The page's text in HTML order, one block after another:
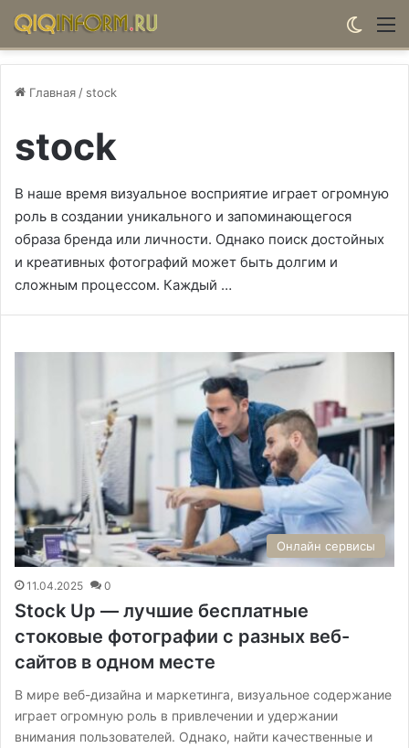
Главная / stock
stock
В наше время визуальное восприятие играет огромную
роль в создании уникального и запоминающегося
образа бренда или личности. Однако поиск достойных
и креативных фотографий может быть долгим и
сложным процессом. Каждый …
Онлайн сервисы
11.04.2025 0
Stock Up — лучшие бесплатные
стоковые фотографии с разных веб-
сайтов в одном месте
В мире веб-дизайна и маркетинга, визуальное содержание
играет огромную роль в привлечении и удержании
внимания пользователей. Однако, найти качественные и